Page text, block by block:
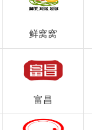
鲜窝窝
富昌